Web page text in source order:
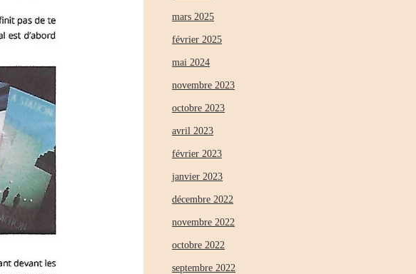
mars 2025
février 2025
mai 2024
novembre 2023
octobre 2023
avril 2023
février 2023
janvier 2023
décembre 2022
novembre 2022
octobre 2022
septembre 2022